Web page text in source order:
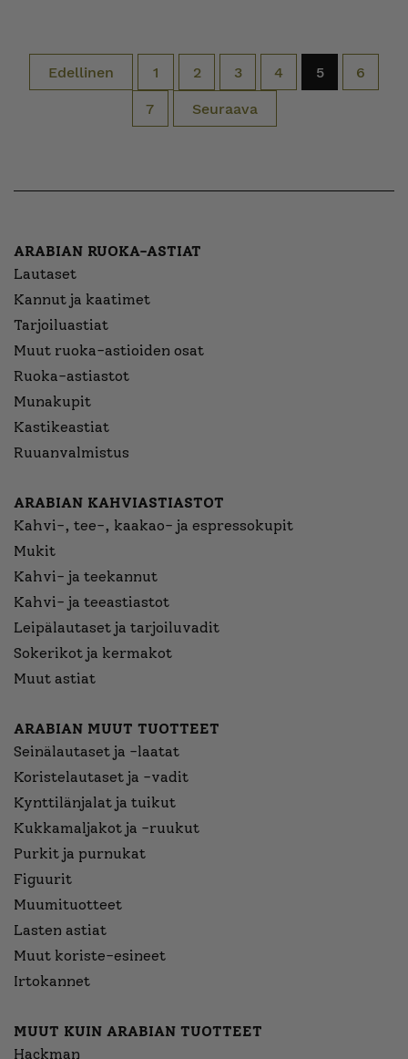
Edellinen 1 2 3 4 5 6
7 Seuraava
ARABIAN RUOKA-ASTIAT
Lautaset
Kannut ja kaatimet
Tarjoiluastiat
Muut ruoka-astioiden osat
Ruoka-astiastot
Munakupit
Kastikeastiat
Ruuanvalmistus
ARABIAN KAHVIASTIASTOT
Kahvi-, tee-, kaakao- ja espressokupit
Mukit
Kahvi- ja teekannut
Kahvi- ja teeastiastot
Leipälautaset ja tarjoiluvadit
Sokerikot ja kermakot
Muut astiat
ARABIAN MUUT TUOTTEET
Seinälautaset ja -laatat
Koristelautaset ja -vadit
Kynttilänjalat ja tuikut
Kukkamaljakot ja -ruukut
Purkit ja purnukat
Figuurit
Muumituotteet
Lasten astiat
Muut koriste-esineet
Irtokannet
MUUT KUIN ARABIAN TUOTTEET
Hackman